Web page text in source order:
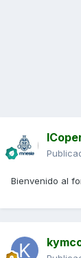
Bienvenido al